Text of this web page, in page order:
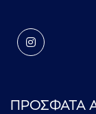
ΠΡΟΣΦΑΤΑ